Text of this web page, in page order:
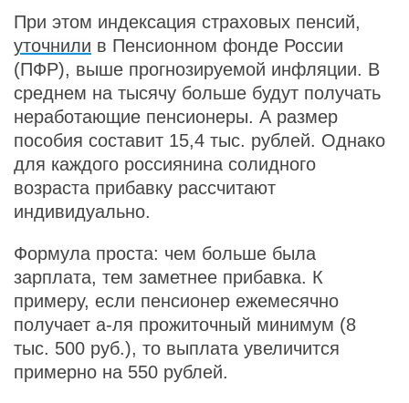
При этом индексация страховых пенсий,
уточнили в Пенсионном фонде России
(ПФР), выше прогнозируемой инфляции. В
среднем на тысячу больше будут получать
неработающие пенсионеры. А размер
пособия составит 15,4 тыс. рублей. Однако
для каждого россиянина солидного
возраста прибавку рассчитают
индивидуально.
Формула проста: чем больше была
зарплата, тем заметнее прибавка. К
примеру, если пенсионер ежемесячно
получает а-ля прожиточный минимум (8
тыс. 500 руб.), то выплата увеличится
примерно на 550 рублей.